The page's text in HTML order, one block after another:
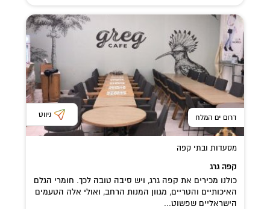
דרום ים המלח ניווט
מסעדות ובתי קפה
קפה גרג
כולנו מכירים את קפה גרג, ויש סיבה טובה לכך. חומרי הגלם
האיכותיים והטריים, מגוון המנות הרחב, ואולי אלה הטעמים
הישראליים שפשוט...